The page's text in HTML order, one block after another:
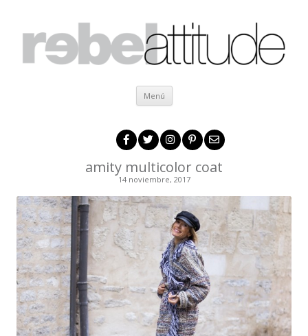
Menú Ir al contenido
amity multicolor coat
14 noviembre, 2017